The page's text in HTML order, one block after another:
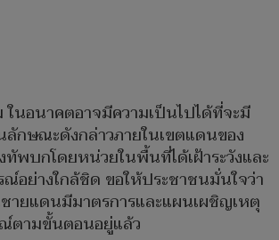
ในอนาคตอาจมีความเป็นไปได้ที่จะมี
ลักษณะดังกล่าวภายในเขตแดนของ
พบกโดยหน่วยในพื้นที่ได้เฝ้าระวังและ
อย่างใกล้ชิด ขอให้ประชาชนมั่นใจว่า
ายแดนมีมาตรการและแผนเผชิญเหตุ
ตามขั้นตอนอยู่แล้ว